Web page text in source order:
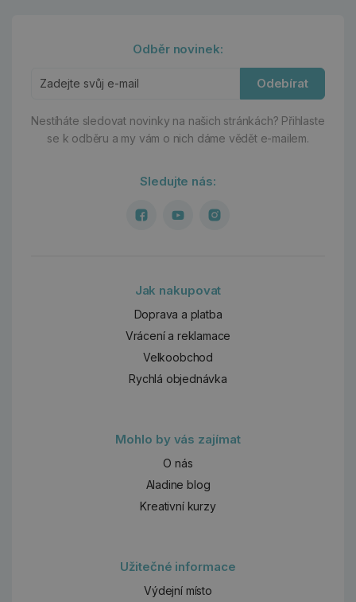
Odběr novinek:
Odebírat
Nestíháte sledovat novinky na našich stránkách? Přihlaste
se k odběru a my vám o nich dáme vědět e-mailem.
Sledujte nás:
Jak nakupovat
Doprava a platba
Vrácení a reklamace
Velkoobchod
Rychlá objednávka
Mohlo by vás zajímat
O nás
Aladine blog
Kreativní kurzy
Užitečné informace
Výdejní místo